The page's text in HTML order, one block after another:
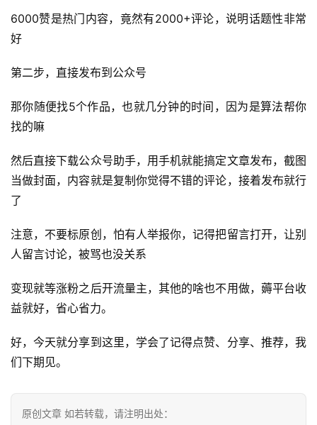
6000赞是热门内容，竟然有2000+评论，说明话题性非常
好
第二步，直接发布到公众号
那你随便找5个作品，也就几分钟的时间，因为是算法帮你
找的嘛
然后直接下载公众号助手，用手机就能搞定文章发布，截图
当做封面，内容就是复制你觉得不错的评论，接着发布就行
了
注意，不要标原创，怕有人举报你，记得把留言打开，让别
人留言讨论，被骂也没关系
变现就等涨粉之后开流量主，其他的啥也不用做，薅平台收
益就好，省心省力。
好，今天就分享到这里，学会了记得点赞、分享、推荐，我
们下期见。
原创文章 如若转载，请注明出处：